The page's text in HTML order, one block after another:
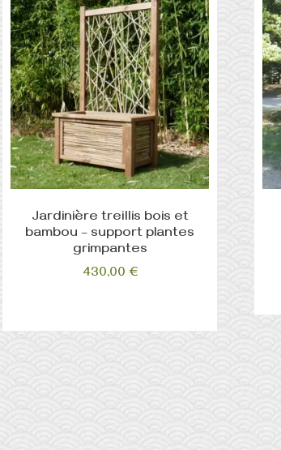
Jardinière treillis bois et
bambou – support plantes
grimpantes
430,00 €